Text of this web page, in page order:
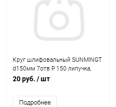
Круг шлифовальный SUNMINGT
d150мм 7отв Р 150 липучка,
зелёный (корея)
20 руб. / шт
Подробнее